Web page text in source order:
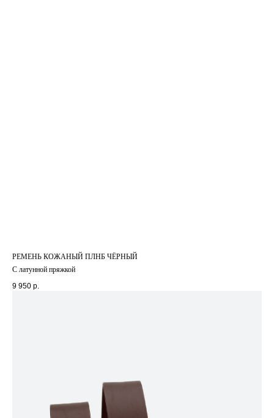
РЕМЕНЬ КОЖАНЫЙ ПЛНБ ЧЁРНЫЙ
С латунной пряжкой
9 950 р.